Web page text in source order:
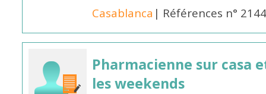
Casablanca | Références n°
Pharmacienne sur casa
les weekends